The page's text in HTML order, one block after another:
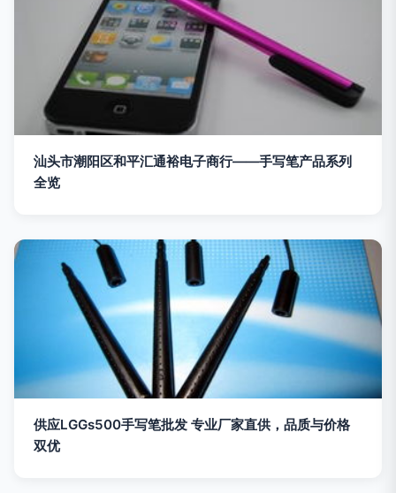
汕头市潮阳区和平汇通裕电子商行——手写笔产品系列
全览
供应LGGs500手写笔批发 专业厂家直供，品质与价格
双优